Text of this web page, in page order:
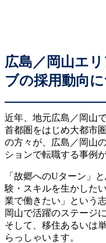
広島／岡山エ
ブの採用動向
近年、地元広島／岡山
首都圏をはじめ大都市
の方々が、広島／岡山
ションで転職する事例
「故郷へのUターン」
験・スキルを生かした
業で働きたい」という
岡山で活躍のステージ
そして、移住あるいは
らっしゃいます。